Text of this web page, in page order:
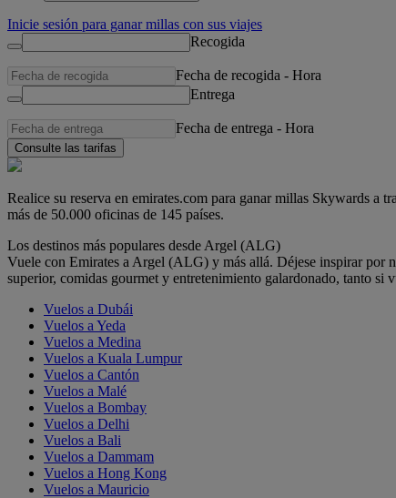
Inicie sesión para ganar millas con sus viajes
Recogida
Fecha de recogida - Hora
Entrega
Fecha de entrega - Hora
Consulte las tarifas
Realice su reserva en emirates.com para ganar millas Skywards a
más de 50.000 oficinas de 145 países.
Los destinos más populares desde Argel (ALG)
Vuele con Emirates a Argel (ALG) y más allá. Déjese inspirar por
superior, comidas gourmet y entretenimiento galardonado, tanto si
Vuelos a Dubái
Vuelos a Yeda
Vuelos a Medina
Vuelos a Kuala Lumpur
Vuelos a Cantón
Vuelos a Malé
Vuelos a Bombay
Vuelos a Delhi
Vuelos a Bali
Vuelos a Dammam
Vuelos a Hong Kong
Vuelos a Mauricio